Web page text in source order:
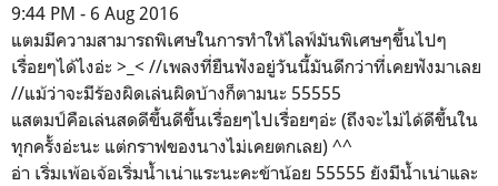
9:44 PM - 6 Aug 2016
แตมมีความสามารถพิเศษในการทำให้ไลฟ์มันพิเศษๆขึ้นไปๆ
เรื่อยๆได้ไงอ่ะ >_< //เพลงที่ยืนฟังอยู่วันนี้มันดีกว่าที่เคยฟังมาเลย
//แม้ว่าจะมีร้องผิดเล่นผิดบ้างก็ตามนะ 55555
แสตมป์คือเล่นสดดีขึ้นดีขึ้นเรื่อยๆไปเรื่อยๆอ่ะ (ถึงจะไม่ได้ดีขึ้นใน
ทุกครั้งอ่ะนะ แต่กราฟของนางไม่เคยตกเลย) ^^
อ่า เริ่มเพ้อเจ้อเริ่มน้ำเน่าแระนะคะข้าน้อย 55555 ยังมีน้ำเน่าและ